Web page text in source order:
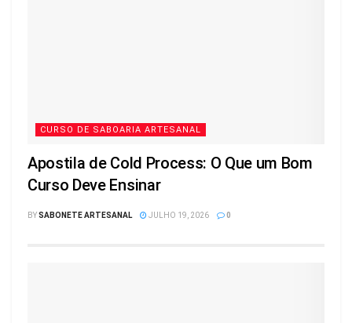
CURSO DE SABOARIA ARTESANAL
Apostila de Cold Process: O Que um Bom
Curso Deve Ensinar
BYSABONETE ARTESANAL JULHO 19, 2026 0